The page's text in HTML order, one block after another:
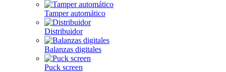
Tamper automático
Distribuidor
Balanzas digitales
Puck screen